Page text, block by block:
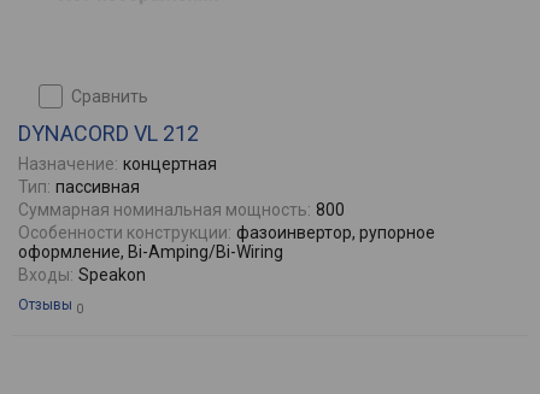
сравнить
DYNACORD VL 212
Назначение: концертная
Тип: пасcивная
Суммарная номинальная мощность: 800
Особенности конструкции: фазоинвертор, рупорное
оформление, Bi-Amping/Bi-Wiring
Входы: Speakon
Отзывы 0